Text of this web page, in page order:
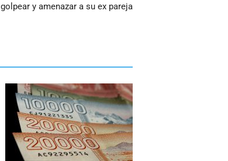
golpear y amenazar a su ex pareja